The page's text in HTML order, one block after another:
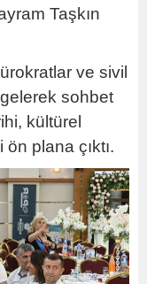
Taşkın
ve sivil
sohbet
kültürel
plana çıktı.